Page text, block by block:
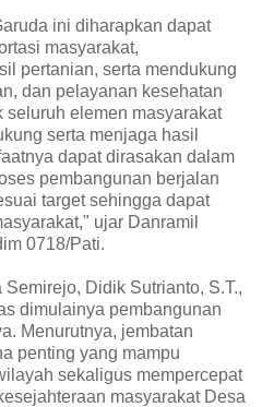
ini diharapkan dapat
masyarakat,
pertanian, serta mendukung
dan pelayanan kesehatan
seluruh elemen masyarakat
serta menjaga hasil
dapat dirasakan dalam
pembangunan berjalan
target sehingga dapat
ujar Danramil
0718/Pati.
Didik Sutrianto, S.T.,
dimulainya pembangunan
Menurutnya, jembatan
penting yang mampu
sekaligus mempercepat
masyarakat Desa